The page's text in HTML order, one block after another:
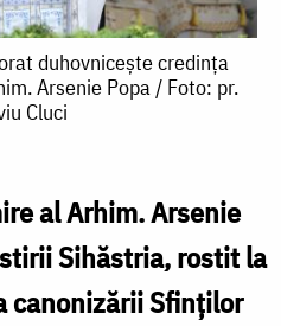
duhovnicește credința
Arsenie Popa / Foto: pr.
Cluci
al Arhim. Arsenie
Sihăstria, rostit la
canonizării Sfinților